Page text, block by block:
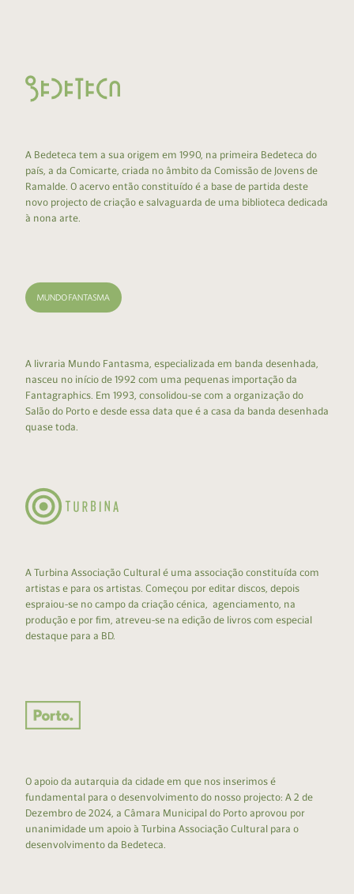
A Bedeteca tem a sua origem em 1990, na primeira Bedeteca do
país, a da Comicarte, criada no âmbito da Comissão de Jovens de
Ramalde. O acervo então constituído é a base de partida deste
novo projecto de criação e salvaguarda de uma biblioteca dedicada
à nona arte.
A livraria Mundo Fantasma, especializada em banda desenhada,
nasceu no início de 1992 com uma pequenas importação da
Fantagraphics. Em 1993, consolidou-se com a organização do
Salão do Porto e desde essa data que é a casa da banda desenhada
quase toda.
A Turbina Associação Cultural é uma associação constituída com
artistas e para os artistas. Começou por editar discos, depois
espraiou-se no campo da criação cénica, agenciamento, na
produção e por fim, atreveu-se na edição de livros com especial
destaque para a BD.
O apoio da autarquia da cidade em que nos inserimos é
fundamental para o desenvolvimento do nosso projecto: A 2 de
Dezembro de 2024, a Câmara Municipal do Porto aprovou por
unanimidade um apoio à Turbina Associação Cultural para o
desenvolvimento da Bedeteca.